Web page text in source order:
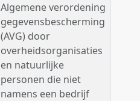
Algemene verordening
gegevensbescherming
(AVG) door
overheidsorganisaties
en natuurlijke
personen die niet
namens een bedrijf